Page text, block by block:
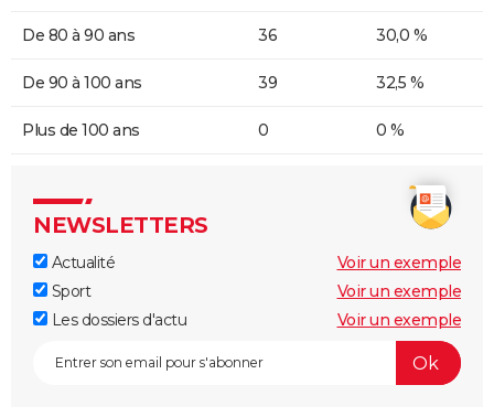
De 80 à 90 ans 36 30,0 %
De 90 à 100 ans 39 32,5 %
Plus de 100 ans 0 0 %
NEWSLETTERS
Actualité
Voir un exemple
Sport
Voir un exemple
Les dossiers d'actu
Voir un exemple